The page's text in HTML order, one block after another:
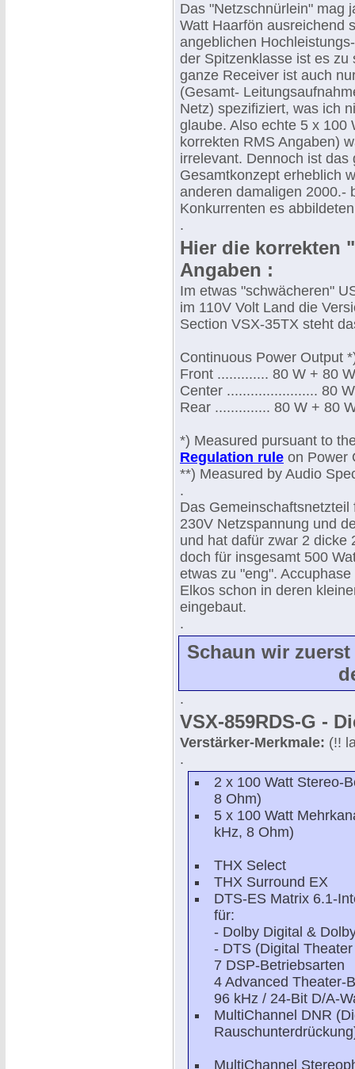
Das "Netzschnürlein" mag
Watt Haarfön ausreichend
angeblichen
der Spitzenklasse ist es zu
ganze Receiver ist auch
(Gesamt-
Netz) spezifiziert, was ich
glaube. Also echte 5 x 100
korrekten RMS Angaben)
irrelevant. Dennoch ist das
Gesamtkonzept erheblich
anderen damaligen 2000.-
Konkurrenten es
.
Hier die korrekten
Angaben :
Im etwas "schwächeren"
im 110V Volt Land die
Section VSX-35TX steht
Continuous Power Output
Front ............. 80 W + 80
Center ....................... 80
Rear .............. 80 W + 80
*) Measured pursuant to
Regulation rule on Power
**) Measured by Audio
.
Das
230V Netzspannung und
und hat dafür zwar 2 dicke
doch für insgesamt 500
etwas zu "eng".
Elkos schon in deren
eingebaut.
.
Schaun wir
.
VSX-859RDS-G -
Verstärker-Merkmale: (!!
.
2 x 100 Watt Stereo-
8 Ohm)
5 x 100 Watt
kHz, 8 Ohm)
THX Select
THX Surround EX
DTS-ES Matrix 6.1-
für:
- Dolby Digital &
- DTS (Digital
7 DSP-Betriebsarten
4 Advanced Theater-
96 kHz / 24-Bit D/A-
MultiChannel DNR
MultiChannel